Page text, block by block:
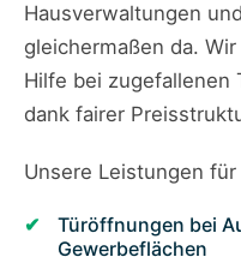
Hausverwaltungen
gleichermaßen da.
Hilfe bei zugefallenen
dank fairer
Unsere Leistungen
Türöffnungen bei
Gewerbeflächen